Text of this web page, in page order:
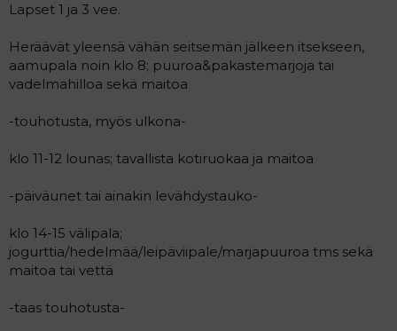
Lapset 1 ja 3 vee.
Heräävät yleensä vähän seitsemän jälkeen itsekseen,
aamupala noin klo 8; puuroa&pakastemarjoja tai
vadelmahilloa sekä maitoa
-touhotusta, myös ulkona-
klo 11-12 lounas; tavallista kotiruokaa ja maitoa
-päiväunet tai ainakin levähdystauko-
klo 14-15 välipala;
jogurttia/hedelmää/leipäviipale/marjapuuroa tms sekä
maitoa tai vettä
-taas touhotusta-